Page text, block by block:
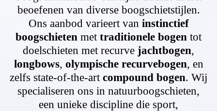
beoefenen van diverse boogschietstijlen.
Ons aanbod varieert van instinctief
boogschieten met traditionele bogen tot
doelschieten met recurve jachtbogen,
longbows, olympische recurvebogen, en
zelfs state-of-the-art compound bogen. Wij
specialiseren ons in natuurboogschieten,
een unieke discipline die sport,